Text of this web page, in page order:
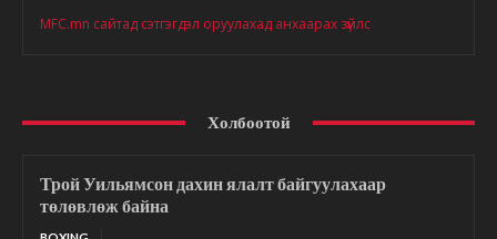
MFC.mn сайтад сэтгэгдэл оруулахад анхаарах зүйлс
Холбоотой
Трой Уильямсон дахин ялалт байгуулахаар
төлөвлөж байна